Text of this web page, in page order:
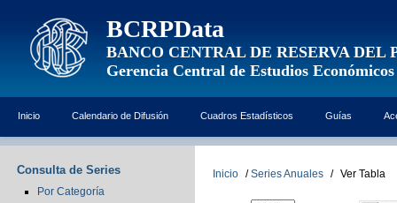
BCRPData
BANCO CENTRAL DE RESERVA DEL
Gerencia Central de Estudios Económicos
Inicio Calendario de Difusión Cuadros Estadísticos Guías
Consulta de Series
Por Categoría
Inicio / Series Anuales / Ver Tabla